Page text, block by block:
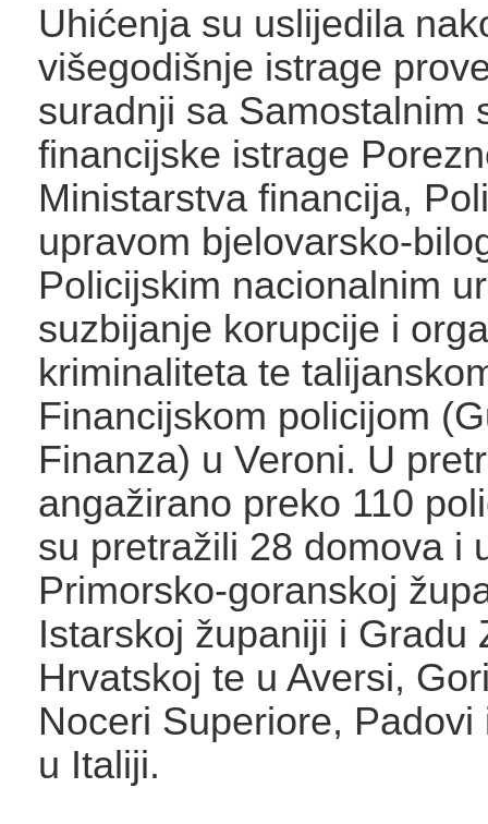
Uhićenja su uslijedila
višegodišnje istrage
suradnji sa Samostalnim
financijske istrage
Ministarstva financija,
upravom bjelovarsko-
Policijskim nacionalnim
suzbijanje korupcije i
kriminaliteta te
Financijskom policijom
Finanza) u Veroni. U
angažirano preko 110
su pretražili 28 domova i
Primorsko-goranskoj
Istarskoj županiji i Gradu
Hrvatskoj te u Aversi,
Noceri Superiore, Padovi
u Italiji.